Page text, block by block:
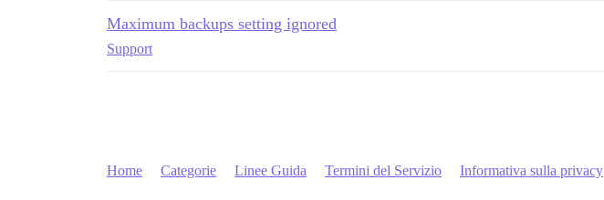
Maximum backups setting ignored
Support
Home Categorie Linee Guida Termini del Servizio Informativa sulla privacy